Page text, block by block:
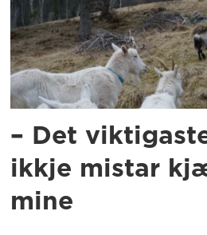
– Det
ikkje mistar
mine